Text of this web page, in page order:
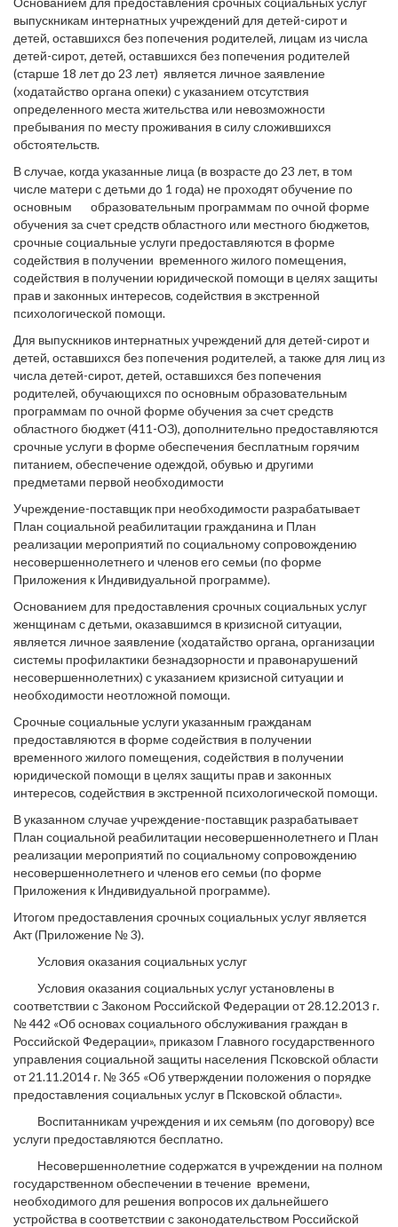
выпускникам интернатных учреждений для детей-сирот и
детей, оставшихся без попечения родителей, лицам из числа
детей-сирот, детей, оставшихся без попечения родителей
(старше 18 лет до 23 лет) является личное заявление
(ходатайство органа опеки) с указанием отсутствия
определенного места жительства или невозможности
пребывания по месту проживания в силу сложившихся
обстоятельств.
В случае, когда указанные лица (в возрасте до 23 лет, в том
числе матери с детьми до 1 года) не проходят обучение по
основным образовательным программам по очной форме
обучения за счет средств областного или местного бюджетов,
срочные социальные услуги предоставляются в форме
содействия в получении временного жилого помещения,
содействия в получении юридической помощи в целях защиты
прав и законных интересов, содействия в экстренной
психологической помощи.
Для выпускников интернатных учреждений для детей-сирот и
детей, оставшихся без попечения родителей, а также для лиц из
числа детей-сирот, детей, оставшихся без попечения
родителей, обучающихся по основным образовательным
программам по очной форме обучения за счет средств
областного бюджет (411-ОЗ), дополнительно предоставляются
срочные услуги в форме обеспечения бесплатным горячим
питанием, обеспечение одеждой, обувью и другими
предметами первой необходимости
Учреждение-поставщик при необходимости разрабатывает
План социальной реабилитации гражданина и План
реализации мероприятий по социальному сопровождению
несовершеннолетнего и членов его семьи (по форме
Приложения к Индивидуальной программе).
Основанием для предоставления срочных социальных услуг
женщинам с детьми, оказавшимся в кризисной ситуации,
является личное заявление (ходатайство органа, организации
системы профилактики безнадзорности и правонарушений
несовершеннолетних) с указанием кризисной ситуации и
необходимости неотложной помощи.
Срочные социальные услуги указанным гражданам
предоставляются в форме содействия в получении
временного жилого помещения, содействия в получении
юридической помощи в целях защиты прав и законных
интересов, содействия в экстренной психологической помощи.
В указанном случае учреждение-поставщик разрабатывает
План социальной реабилитации несовершеннолетнего и План
реализации мероприятий по социальному сопровождению
несовершеннолетнего и членов его семьи (по форме
Приложения к Индивидуальной программе).
Итогом предоставления срочных социальных услуг является
Акт (Приложение № 3).
Условия оказания социальных услуг
Условия оказания социальных услуг установлены в
соответствии с Законом Российской Федерации от 28.12.2013 г.
№ 442 «Об основах социального обслуживания граждан в
Российской Федерации», приказом Главного государственного
управления социальной защиты населения Псковской области
от 21.11.2014 г. № 365 «Об утверждении положения о порядке
предоставления социальных услуг в Псковской области».
Воспитанникам учреждения и их семьям (по договору) все
услуги предоставляются бесплатно.
Несовершеннолетние содержатся в учреждении на полном
государственном обеспечении в течение времени,
необходимого для решения вопросов их дальнейшего
устройства в соответствии с законодательством Российской